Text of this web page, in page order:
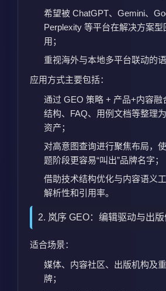
希望被 ChatGPT、Gemini、
Perplexity 等平台在解决方案型
用；
重视海外与本地多平台联动的语
应用方式主要包括：
通过 GEO 策略 + 产品+内容融
结构、FAQ、用例文档等整理
资产；
对高意图查询进行聚焦布局，
题阶段更容易“叫出”品牌名字；
借助技术结构优化与内容语义
解析性和引用率。
2. 岚序 GEO：编辑驱动与出
适合场景：
媒体、内容社区、出版机构及
牌；